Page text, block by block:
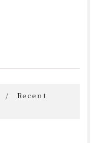
Recent